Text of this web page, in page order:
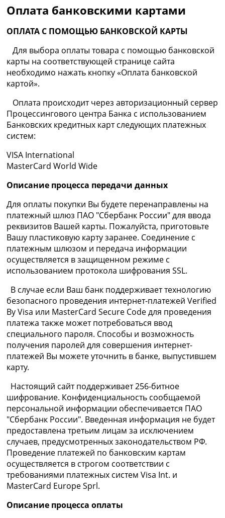
Оплата банковскими картами
ОПЛАТА С ПОМОЩЬЮ БАНКОВСКОЙ КАРТЫ
Для выбора оплаты товара с помощью банковской
карты на соответствующей странице сайта
необходимо нажать кнопку «Оплата банковской
картой».
Оплата происходит через авторизационный сервер
Процессингового центра Банка с использованием
Банковских кредитных карт следующих платежных
систем:
VISA International
MasterCard World Wide
Описание процесса передачи данных
Для оплаты покупки Вы будете перенаправлены на
платежный шлюз ПАО "Сбербанк России" для ввода
реквизитов Вашей карты. Пожалуйста, приготовьте
Вашу пластиковую карту заранее. Соединение с
платежным шлюзом и передача информации
осуществляется в защищенном режиме с
использованием протокола шифрования SSL.
В случае если Ваш банк поддерживает технологию
безопасного проведения интернет-платежей Verified
By Visa или MasterCard Secure Code для проведения
платежа также может потребоваться ввод
специального пароля. Способы и возможность
получения паролей для совершения интернет-
платежей Вы можете уточнить в банке, выпустившем
карту.
Настоящий сайт поддерживает 256-битное
шифрование. Конфиденциальность сообщаемой
персональной информации обеспечивается ПАО
"Сбербанк России". Введенная информация не будет
предоставлена третьим лицам за исключением
случаев, предусмотренных законодательством РФ.
Проведение платежей по банковским картам
осуществляется в строгом соответствии с
требованиями платежных систем Visa Int. и
MasterCard Europe Sprl.
Описание процессa оплаты